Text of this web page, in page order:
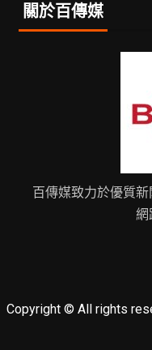
關於百傳媒
百傳媒致力於優質
網
Copyright © All rights